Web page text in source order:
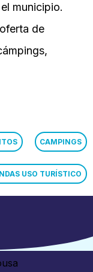
municipio.
de
CAMPINGS
USO TURÍSTICO